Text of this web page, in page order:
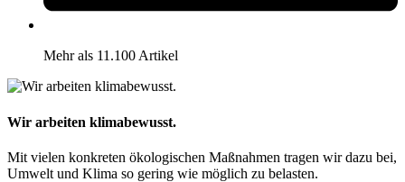
Mehr als 11.100 Artikel
Wir arbeiten klimabewusst.
Mit vielen konkreten ökologischen Maßnahmen tragen wir dazu bei,
Umwelt und Klima so gering wie möglich zu belasten.